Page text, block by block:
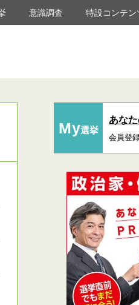
意識調査 特設コンテン
My選挙
あな
会員登